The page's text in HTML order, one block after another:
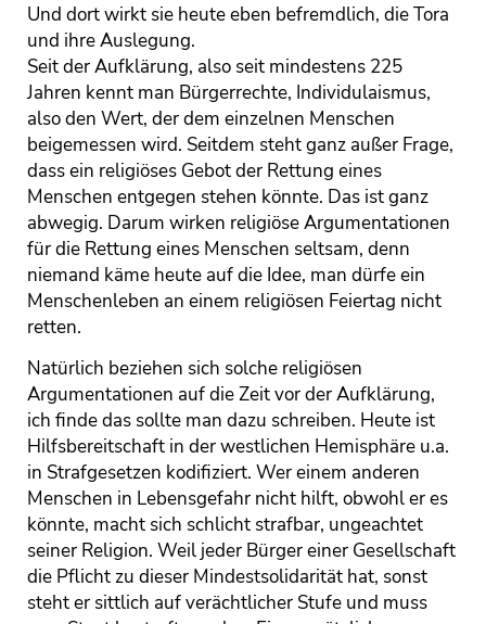
Und dort wirkt sie heute eben befremdlich, die Tora
und ihre Auslegung.
Seit der Aufklärung, also seit mindestens 225
Jahren kennt man Bürgerrechte, Individulaismus,
also den Wert, der dem einzelnen Menschen
beigemessen wird. Seitdem steht ganz außer Frage,
dass ein religiöses Gebot der Rettung eines
Menschen entgegen stehen könnte. Das ist ganz
abwegig. Darum wirken religiöse Argumentationen
für die Rettung eines Menschen seltsam, denn
niemand käme heute auf die Idee, man dürfe ein
Menschenleben an einem religiösen Feiertag nicht
retten.
Natürlich beziehen sich solche religiösen
Argumentationen auf die Zeit vor der Aufklärung,
ich finde das sollte man dazu schreiben. Heute ist
Hilfsbereitschaft in der westlichen Hemisphäre u.a.
in Strafgesetzen kodifiziert. Wer einem anderen
Menschen in Lebensgefahr nicht hilft, obwohl er es
könnte, macht sich schlicht strafbar, ungeachtet
seiner Religion. Weil jeder Bürger einer Gesellschaft
die Pflicht zu dieser Mindestsolidarität hat, sonst
steht er sittlich auf verächtlicher Stufe und muss